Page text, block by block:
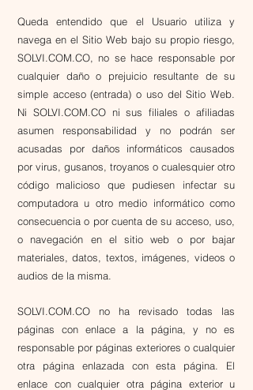
Queda entendido que el Usuario utiliza y
navega en el Sitio Web bajo su propio riesgo,
SOLVI.COM.CO, no se hace responsable por
cualquier daño o prejuicio resultante de su
simple acceso (entrada) o uso del Sitio Web.
Ni SOLVI.COM.CO ni sus filiales o afiliadas
asumen responsabilidad y no podrán ser
acusadas por daños informáticos causados
por virus, gusanos, troyanos o cualesquier otro
código malicioso que pudiesen infectar su
computadora u otro medio informático como
consecuencia o por cuenta de su acceso, uso,
o navegación en el sitio web o por bajar
materiales, datos, textos, imágenes, videos o
audios de la misma.
SOLVI.COM.CO no ha revisado todas las
páginas con enlace a la página, y no es
responsable por páginas exteriores o cualquier
otra página enlazada con esta página. El
enlace con cualquier otra página exterior u